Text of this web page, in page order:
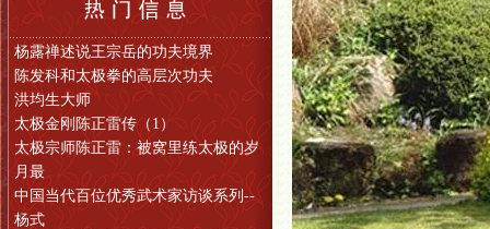
杨露禅述说王宗岳的功夫境界
陈发科和太极拳的高层次功夫
洪均生大师
太极金刚陈正雷传（1）
太极宗师陈正雷：被窝里练太极的岁
月最
中国当代百位优秀武术家访谈系列--
杨式